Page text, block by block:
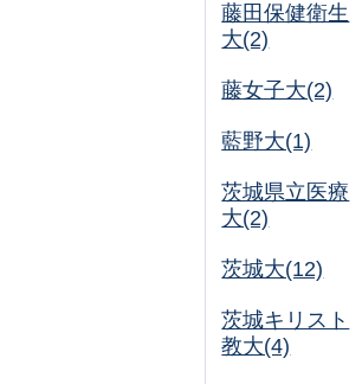
藤田保健衛生
大(2)
藤女子大(2)
藍野大(1)
茨城県立医療
大(2)
茨城大(12)
茨城キリスト
教大(4)